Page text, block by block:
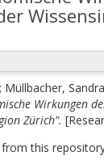
; Müllbacher, Sandra
Wirkungen
Zürich".
this